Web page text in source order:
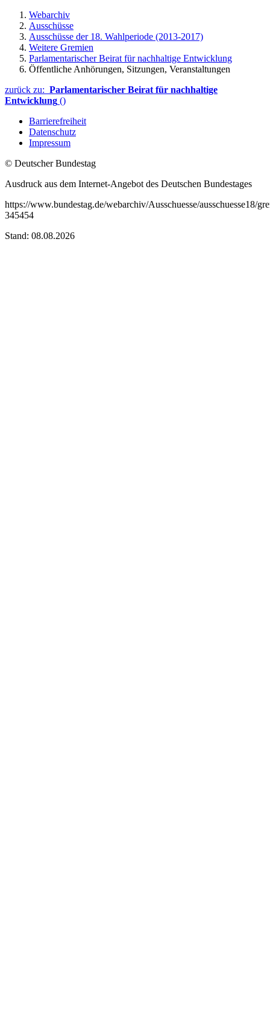
Webarchiv
Ausschüsse
Ausschüsse der 18. Wahlperiode (2013-2017)
Weitere Gremien
Parlamentarischer Beirat für nachhaltige Entwicklung
Öffentliche Anhörungen, Sitzungen, Veranstaltungen
zurück zu: Parlamentarischer Beirat für nachhaltige
Entwicklung ()
Barrierefreiheit
Datenschutz
Impressum
© Deutscher Bundestag
Ausdruck aus dem Internet-Angebot des Deutschen Bundestages
https://www.bundestag.de/webarchiv/Ausschuesse/ausschuesse18/
345454
Stand: 08.08.2026